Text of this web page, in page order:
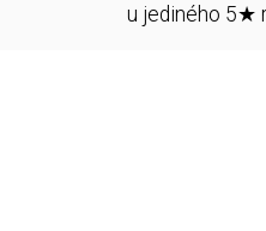
u jediného 5★